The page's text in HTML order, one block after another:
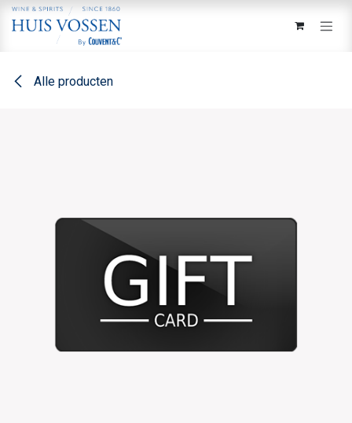
Overslaan naar inhoud
Alle producten